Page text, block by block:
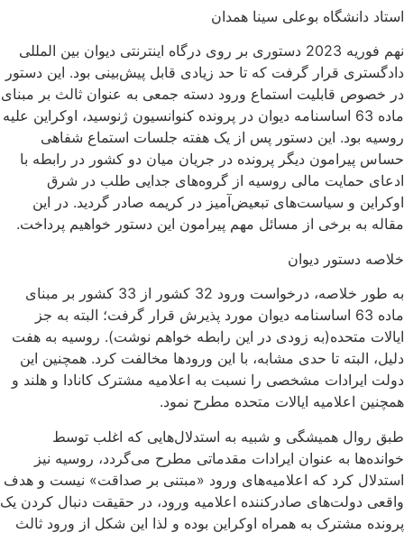
استاد دانشگاه بوعلی سینا همدان
نهم فوریه 2023 دستوری بر روی درگاه اینترنتی دیوان بین المللی
دادگستری قرار گرفت که تا حد زیادی قابل پیش‌بینی بود. این دستور
در خصوص قابلیت استماع ورود دسته جمعی به عنوان ثالث بر مبنای
ماده 63 اساسنامه دیوان در پرونده کنوانسیون ژنوسید، اوکراین علیه
روسیه بود. این دستور پس از یک هفته جلسات استماع شفاهی
حساس پیرامون دیگر پرونده در جریان میان دو کشور در رابطه با
ادعای حمایت مالی روسیه از گروه‌های جدایی طلب در شرق
اوکراین و سیاست‌های تبعیض‌آمیز در کریمه صادر گردید. در این
مقاله به برخی از مسائل مهم پیرامون این دستور خواهیم پرداخت.
خلاصه دستور دیوان
به طور خلاصه، درخواست ورود 32 کشور از 33 کشور بر مبنای
ماده 63 اساسنامه دیوان مورد پذیرش قرار گرفت؛ البته به جز
ایالات متحده(به زودی در این رابطه خواهم نوشت). روسیه به هفت
دلیل، البته تا حدی مشابه، با این ورودها مخالفت کرد. همچنین این
دولت ایرادات مشخصی را نسبت به اعلامیه مشترک کانادا و هلند و
همچنین اعلامیه ایالات متحده مطرح نمود.
طبق روال همیشگی و شبیه به استدلال‌هایی که اغلب توسط
خوانده‌ها به عنوان ایرادات مقدماتی مطرح می‌گردد، روسیه نیز
استدلال کرد که اعلامیه‌های ورود «مبتنی بر صداقت» نیست و هدف
واقعی دولت‌های صادرکننده اعلامیه ورود، در حقیقت دنبال کردن یک
پرونده مشترک به همراه اوکراین بوده و لذا این شکل از ورود ثالث